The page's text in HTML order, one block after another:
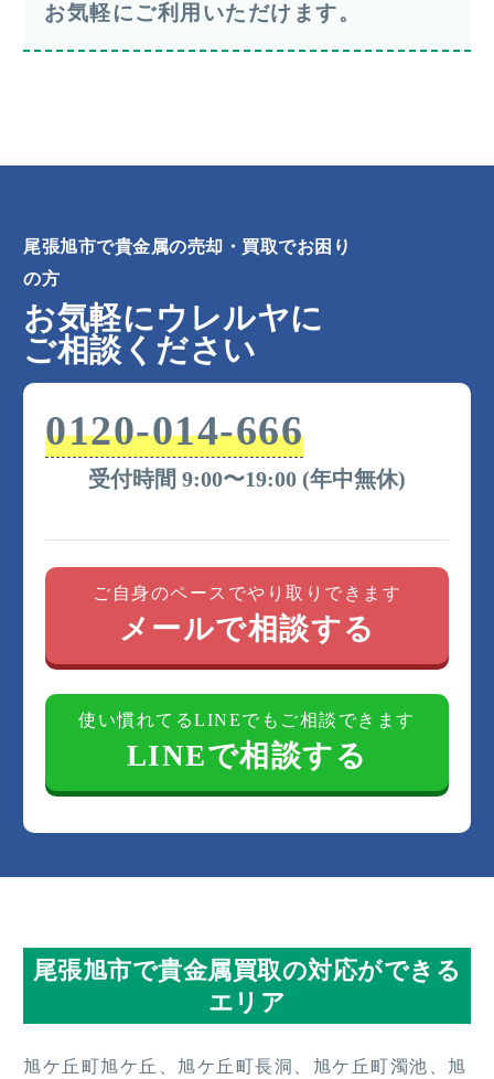
お気軽にご利用いただけます。
尾張旭市で貴金属の売却・買取でお困り
の方
お気軽にウレルヤに
ご相談ください
0120-014-666
受付時間 9:00〜19:00 (年中無休)
ご自身のペースでやり取りできます
メールで相談する
使い慣れてるLINEでもご相談できます
LINEで相談する
尾張旭市で貴金属買取の対応ができる
エリア
旭ケ丘町旭ケ丘、旭ケ丘町長洞、旭ケ丘町濁池、旭